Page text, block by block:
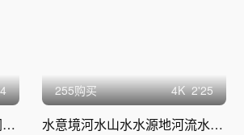
小瀑布
255购买 4K 2'25
水意境河水山水水源地河流水面水流江河